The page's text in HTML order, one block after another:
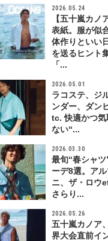
2026.05.24
【五十嵐カノ
表紙。服が似
体作りといい
を送るヒント
「...
2026.05.01
ラコステ、ジ
ンダー、ダン
tc. 快適かつ気
ない“...
2026.03.30
最旬“春シャツ
ーデ8選。ア
ニ、ザ・ロウ
さらり...
2026.05.26
五十嵐カノア
界大会直前イ